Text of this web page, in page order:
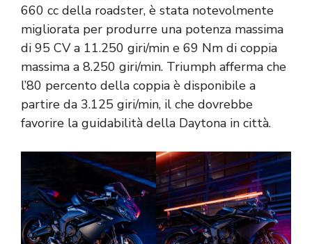
660 cc della roadster, è stata notevolmente
migliorata per produrre una potenza massima
di 95 CV a 11.250 giri/min e 69 Nm di coppia
massima a 8.250 giri/min. Triumph afferma che
l’80 percento della coppia è disponibile a
partire da 3.125 giri/min, il che dovrebbe
favorire la guidabilità della Daytona in città.